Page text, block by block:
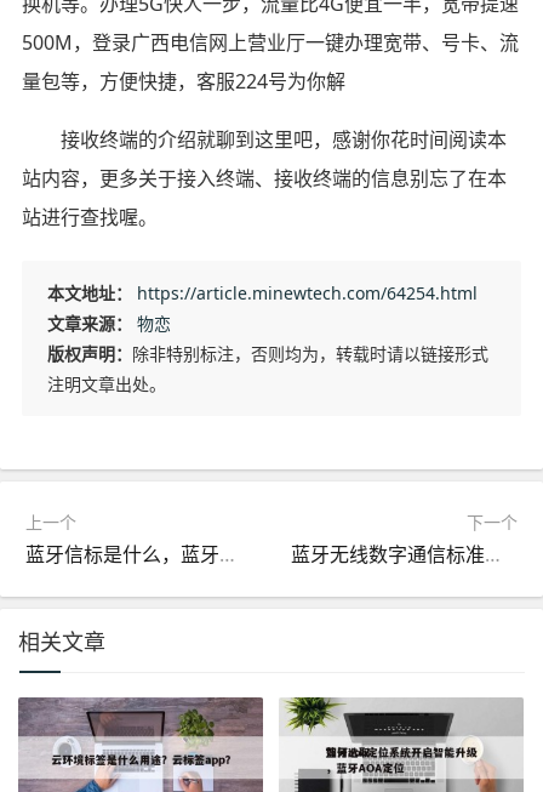
500M，登录广西电信网上营业厅一键办理宽带、号卡、流
量包等，方便快捷，客服224号为你解
接收终端的介绍就聊到这里吧，感谢你花时间阅读本
站内容，更多关于接入终端、接收终端的信息别忘了在本
站进行查找喔。
本文地址：
https://article.minewtech.com/64254.html
文章来源：
物恋
版权声明： 除非特别标注，否则均为，转载时请以链接形式
注明文章出处。
上一个
蓝牙信标是什么，蓝牙信标是干嘛用的？
下一个
蓝牙无线数字通信标准版，蓝牙 数字信号？
相关文章